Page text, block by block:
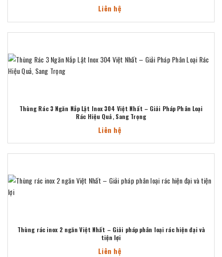
Liên hệ
Thùng Rác 3 Ngăn Nắp Lật Inox 304 Việt Nhất – Giải Pháp Phân Loại
Rác Hiệu Quả, Sang Trọng
Liên hệ
Thùng rác inox 2 ngăn Việt Nhất – Giải pháp phân loại rác hiện đại và
tiện lợi
Liên hệ